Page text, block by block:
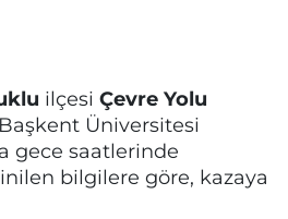
ilçesi Çevre Yolu
Üniversitesi
gece saatlerinde
bilgilere göre, kazaya